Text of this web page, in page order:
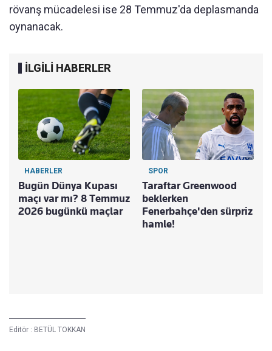
rövanş mücadelesi ise 28 Temmuz'da deplasmanda
oynanacak.
İLGİLİ HABERLER
HABERLER
Bugün Dünya Kupası
maçı var mı? 8 Temmuz
2026 bugünkü maçlar
SPOR
Taraftar Greenwood
beklerken
Fenerbahçe'den sürpriz
hamle!
Editör : BETÜL TOKKAN